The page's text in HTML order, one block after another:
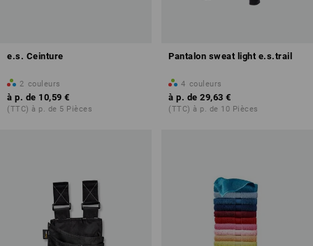
e.s. Ceinture
2 couleurs
à p. de 10,59 €
(TTC) à p. de 5 Pièces
Pantalon sweat light e.s.trail
4 couleurs
à p. de 29,63 €
(TTC) à p. de 10 Pièces